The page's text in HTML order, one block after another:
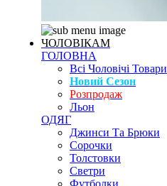
ЧОЛОВІКАМ
ГОЛОВНА
Всі Чоловічі Товари
Новий Сезон
Розпродаж
Льон
ОДЯГ
Джинси Та Брюки
Сорочки
Толстовки
Светри
Футболки